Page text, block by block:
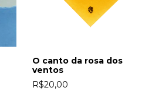
O canto da rosa dos
ventos
R$20,00